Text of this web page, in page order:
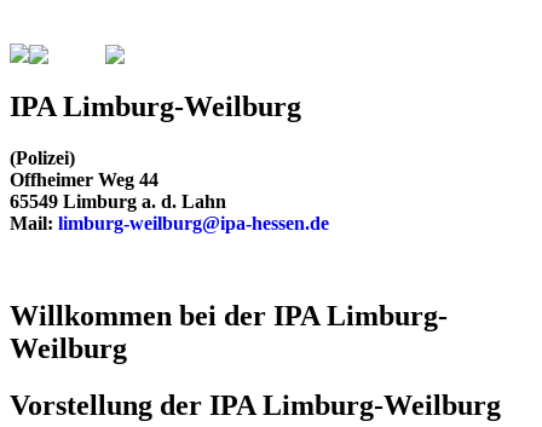
IPA Limburg-Weilburg
(Polizei)
Offheimer Weg 44
65549 Limburg a. d. Lahn
Mail: limburg-weilburg@ipa-hessen.de
Willkommen bei der IPA Limburg-
Weilburg
Vorstellung der IPA Limburg-Weilburg